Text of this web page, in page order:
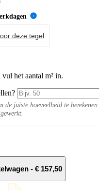
i
deze tegel
vul het aantal m² in.
de juiste hoeveelheid te
- € 157,50